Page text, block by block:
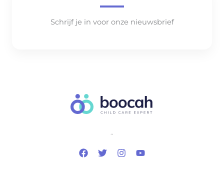
Schrijf je in voor onze nieuwsbrief
..